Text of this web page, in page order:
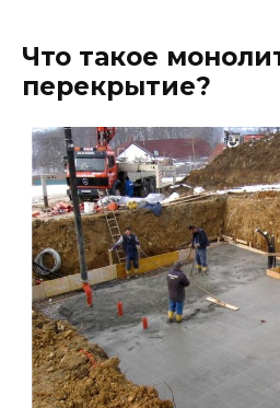
Что такое
перекрытие?